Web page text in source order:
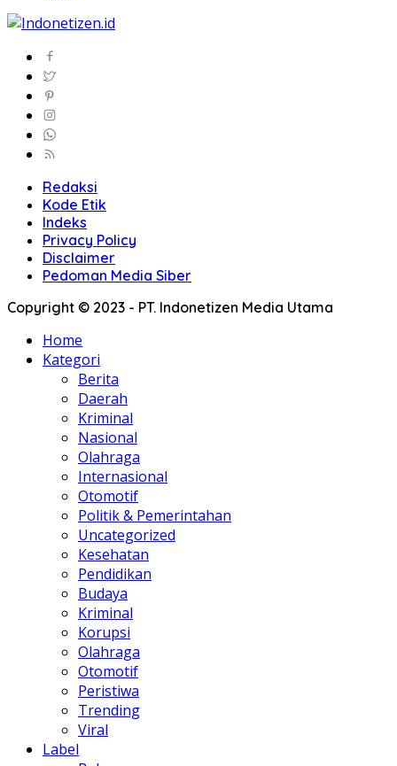
Redaksi
Kode Etik
Indeks
Privacy Policy
Disclaimer
Pedoman Media Siber
Copyright © 2023 - PT. Indonetizen Media Utama
Home
Kategori
Berita
Daerah
Kriminal
Nasional
Olahraga
Internasional
Otomotif
Politik & Pemerintahan
Uncategorized
Kesehatan
Pendidikan
Budaya
Kriminal
Korupsi
Olahraga
Otomotif
Peristiwa
Trending
Viral
Label